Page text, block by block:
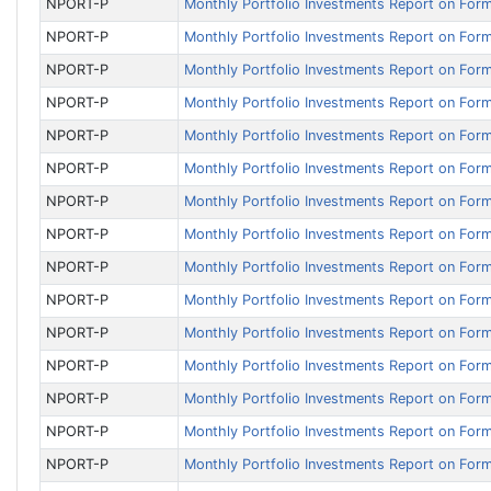
NPORT-P Monthly Portfolio Investments Report on
NPORT-P Monthly Portfolio Investments Report on
NPORT-P Monthly Portfolio Investments Report on
NPORT-P Monthly Portfolio Investments Report on
NPORT-P Monthly Portfolio Investments Report on
NPORT-P Monthly Portfolio Investments Report on
NPORT-P Monthly Portfolio Investments Report on
NPORT-P Monthly Portfolio Investments Report on
NPORT-P Monthly Portfolio Investments Report on
NPORT-P Monthly Portfolio Investments Report on
NPORT-P Monthly Portfolio Investments Report on
NPORT-P Monthly Portfolio Investments Report on
NPORT-P Monthly Portfolio Investments Report on
NPORT-P Monthly Portfolio Investments Report on
NPORT-P Monthly Portfolio Investments Report on